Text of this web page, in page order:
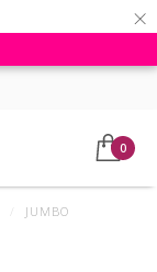
×
0
JUMBO